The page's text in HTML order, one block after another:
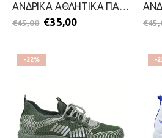
ΑΝΔΡΙΚΑ ΑΘΛΗΤΙΚΑ ΠΑΠΟΥΤΣΙΑ-CANGURO-2299-0390-ΛΕΥΚΟ
€45,00 €35,00 €
-22% -